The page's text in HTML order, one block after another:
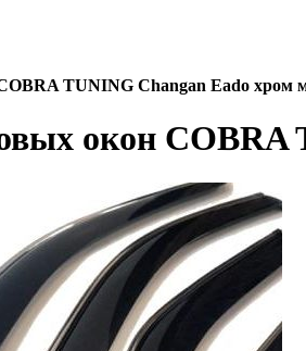
TUNING Changan Eado хром
окон COBRA